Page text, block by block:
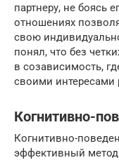
партнеру, не боясь
отношениях
свою
понял, что без
в созависимость,
своими интересами
Когнитивно-
Когнитивно-
эффективный метод